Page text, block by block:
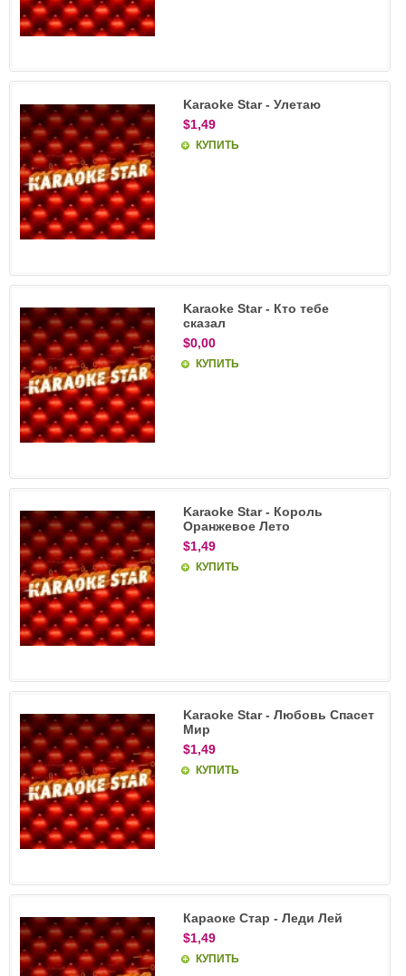
Karaoke Star - Улетаю
$1,49
КУПИТЬ
Karaoke Star - Кто тебе
сказал
$0,00
КУПИТЬ
Karaoke Star - Король
Оранжевое Лето
$1,49
КУПИТЬ
Karaoke Star - Любовь Спасет
Мир
$1,49
КУПИТЬ
Караоке Стар - Леди Лей
$1,49
КУПИТЬ